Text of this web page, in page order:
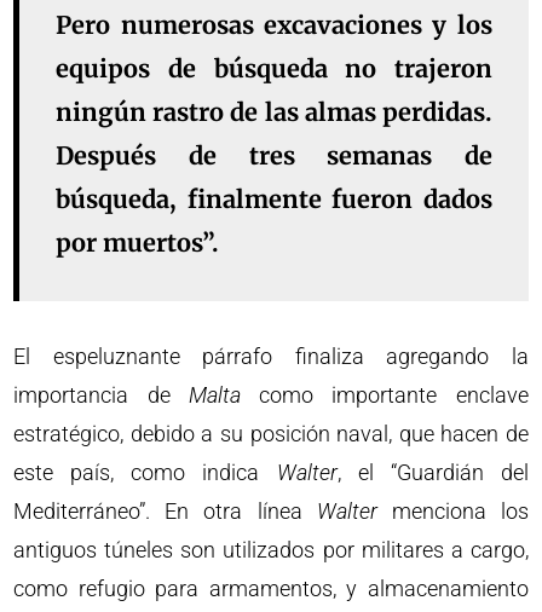
Pero numerosas excavaciones y los
equipos de búsqueda no trajeron
ningún rastro de las almas perdidas.
Después de tres semanas de
búsqueda, finalmente fueron dados
por muertos”.
El espeluznante párrafo finaliza agregando la
importancia de Maltacomo importante enclave
estratégico, debido a su posición naval, que hacen de
este país, como indica Walter, el “Guardián del
Mediterráneo”. En otra línea Waltermenciona los
antiguos túneles son utilizados por militares a cargo,
como refugio para armamentos, y almacenamiento